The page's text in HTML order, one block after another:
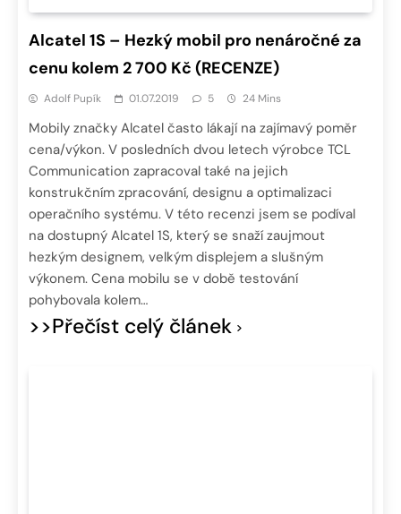
Alcatel 1S – Hezký mobil pro nenáročné za
cenu kolem 2 700 Kč (RECENZE)
Adolf Pupík 01.07.2019 5 24 Mins
Mobily značky Alcatel často lákají na zajímavý poměr
cena/výkon. V posledních dvou letech výrobce TCL
Communication zapracoval také na jejich
konstrukčním zpracování, designu a optimalizaci
operačního systému. V této recenzi jsem se podíval
na dostupný Alcatel 1S, který se snaží zaujmout
hezkým designem, velkým displejem a slušným
výkonem. Cena mobilu se v době testování
pohybovala kolem…
>>Přečíst celý článek